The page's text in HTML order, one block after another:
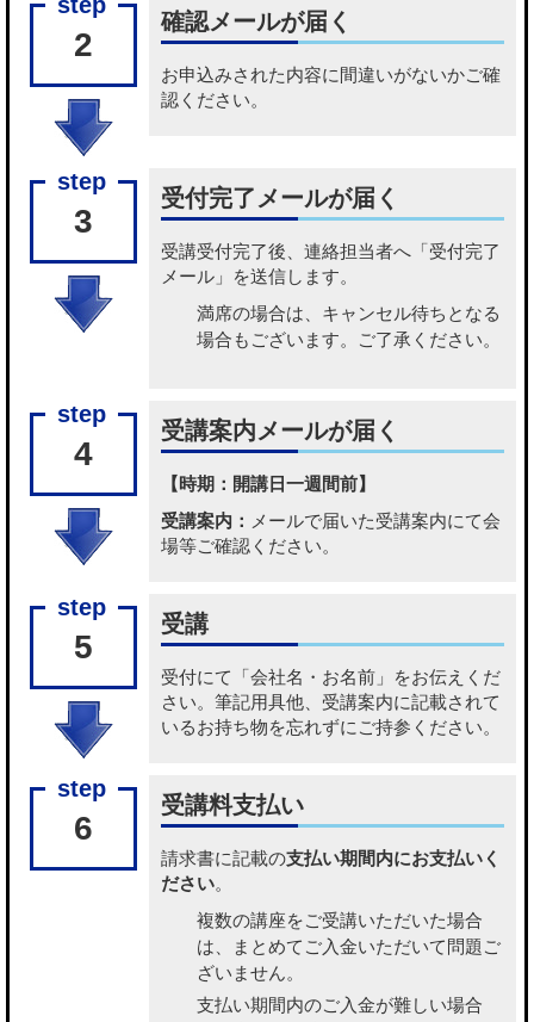
2
確認メールが届く
お申込みされた内容に間違いがないかご確
認ください。
3
受付完了メールが届く
受講受付完了後、連絡担当者へ「受付完了
メール」を送信します。
満席の場合は、キャンセル待ちとなる
場合もございます。ご了承ください。
4
受講案内メールが届く
【時期：開講日一週間前】
受講案内： メールで届いた受講案内にて会
場等ご確認ください。
5
受講
受付にて「会社名・お名前」をお伝えくだ
さい。筆記用具他、受講案内に記載されて
いるお持ち物を忘れずにご持参ください。
6
受講料支払い
請求書に記載の支払い期間内にお支払いく
ださい。
複数の講座をご受講いただいた場合
は、まとめてご入金いただいて問題ご
ざいません。
支払い期間内のご入金が難しい場合